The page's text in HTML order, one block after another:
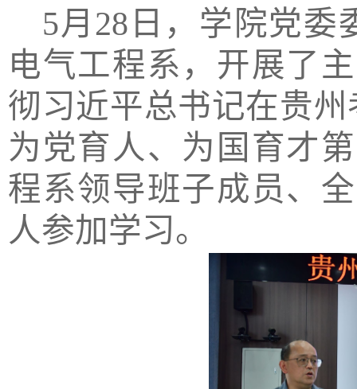
5月28日，学院党委
电气工程系，开展了
彻习近平总书记在贵
为党育人、为国育才
程系领导班子成员、
人参加学习。